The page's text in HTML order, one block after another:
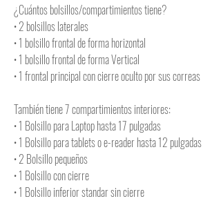
¿Cuántos bolsillos/compartimientos tiene?
• 2 bolsillos laterales
• 1 bolsillo frontal de forma horizontal
• 1 bolsillo frontal de forma Vertical
• 1 frontal principal con cierre oculto por sus correas
También tiene 7 compartimientos interiores:
• 1 Bolsillo para Laptop hasta 17 pulgadas
• 1 Bolsillo para tablets o e-reader hasta 12 pulgadas
• 2 Bolsillo pequeños
• 1 Bolsillo con cierre
• 1 Bolsillo inferior standar sin cierre